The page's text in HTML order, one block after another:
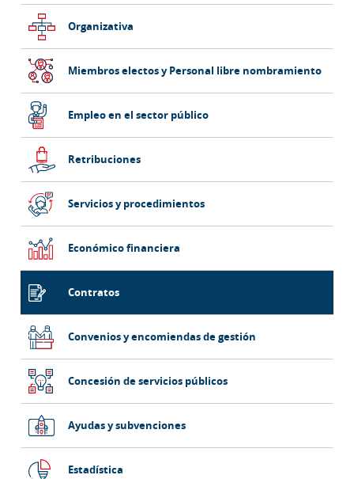
Organizativa
Miembros electos y Personal libre nombramiento
Empleo en el sector público
Retribuciones
Servicios y procedimientos
Económico financiera
Contratos
Convenios y encomiendas de gestión
Concesión de servicios públicos
Ayudas y subvenciones
Estadística